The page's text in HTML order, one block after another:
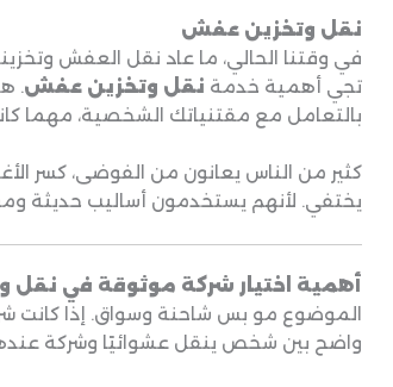
نقل وتخزين عفش
في وقتنا الحالي، ما عاد نقل العفش
تجي أهمية خدمة نقل وتخزين عفش.
بالتعامل مع مقتنياتك الشخصية، مهما
كثير من الناس يعانون من الفوضى، كسر
يختفي. لأنهم يستخدمون أساليب حديثة
أهمية اختيار شركة موثوقة في
الموضوع مو بس شاحنة وسواق. إذا كانت
واضح بين شخص ينقل عشوائيًا وشركة عندها